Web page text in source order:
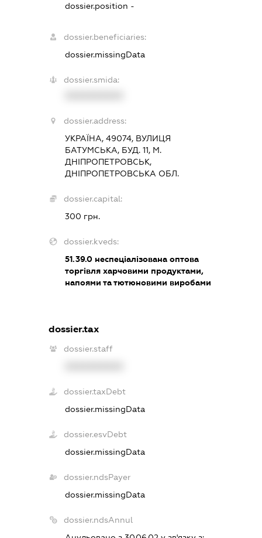
dossier.position -
dossier.beneficiaries:
dossier.missingData
dossier.smida:
dossier.address:
УКРАЇНА, 49074, ВУЛИЦЯ
БАТУМСЬКА, БУД. 11, М.
ДНІПРОПЕТРОВСЬК,
ДНІПРОПЕТРОВСЬКА ОБЛ.
dossier.capital:
300 грн.
dossier.kveds:
51.39.0неспеціалізована оптова
торгівля харчовими продуктами,
напоями та тютюновими виробами
dossier.tax
dossier.staff
dossier.taxDebt
dossier.missingData
dossier.esvDebt
dossier.missingData
dossier.ndsPayer
dossier.missingData
dossier.ndsAnnul